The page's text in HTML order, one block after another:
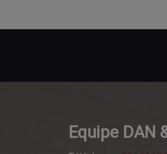
Equipe DAN